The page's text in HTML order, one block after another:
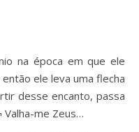
na época em que ele
ele leva uma flecha
desse encanto, passa
Valha-me Zeus…